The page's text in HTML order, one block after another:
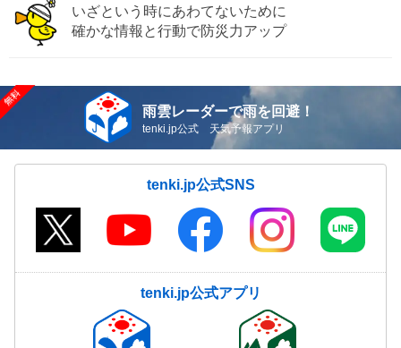
いざという時にあわてないために
確かな情報と行動で防災力アップ
雨雲レーダーで雨を回避！
tenki.jp公式 天気予報アプリ
tenki.jp公式SNS
tenki.jp公式アプリ